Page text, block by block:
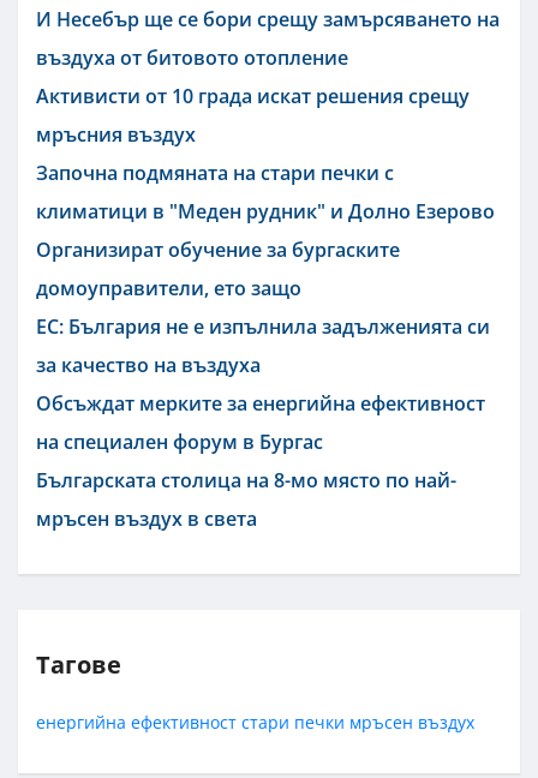
И Несебър ще се бори срещу замърсяването на
въздуха от битовото отопление
Активисти от 10 града искат решения срещу
мръсния въздух
Започна подмяната на стари печки с
климатици в "Меден рудник" и Долно Езерово
Организират обучение за бургаските
домоуправители, ето защо
ЕС: България не е изпълнила задълженията си
за качество на въздуха
Обсъждат мерките за енергийна ефективност
на специален форум в Бургас
Българската столица на 8-мо място по най-
мръсен въздух в света
Тагове
енергийна ефективност стари печки мръсен въздух